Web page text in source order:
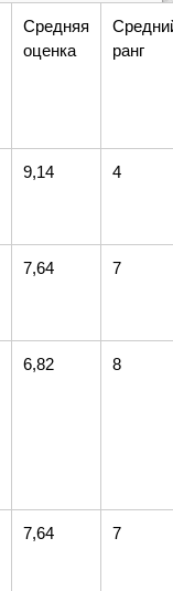
Средняя
оценка
ранг
9,14 4
7,64 7
6,82 8
7,64 7